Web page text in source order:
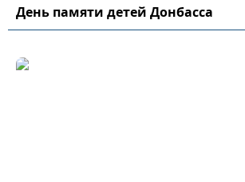
День памяти детей Донбасса